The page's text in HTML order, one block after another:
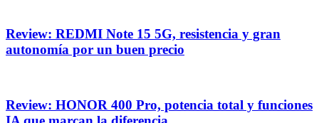
Review: REDMI Note 15 5G, resistencia y gran
autonomía por un buen precio
Review: HONOR 400 Pro, potencia total y funciones